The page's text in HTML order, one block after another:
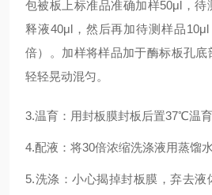
包被板上标准品准确加样50μl，待
释液40μl，然后再加待测样品
倍）。加样将样品加于酶标板孔底
轻轻晃动混匀。
3.温育：用封板膜封板后置37℃温育
4.配液：将30倍浓缩洗涤液用蒸馏
5.洗涤：小心揭掉封板膜，弃去